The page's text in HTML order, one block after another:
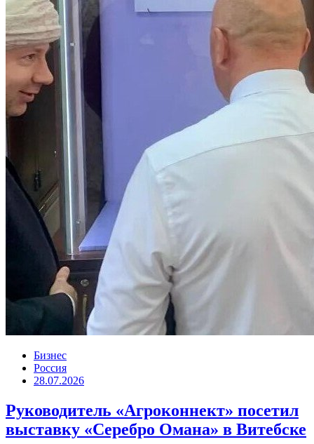
Бизнес
Россия
28.07.2026
Руководитель «Агроконнект» посетил
выставку «Серебро Омана» в Витебске